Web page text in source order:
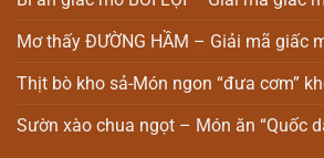
Mơ thấy ĐƯỜNG HẦM – Giải mã giấc
Thịt bò kho sả-Món ngon “đưa cơm”
Sườn xào chua ngọt – Món ăn “Quốc